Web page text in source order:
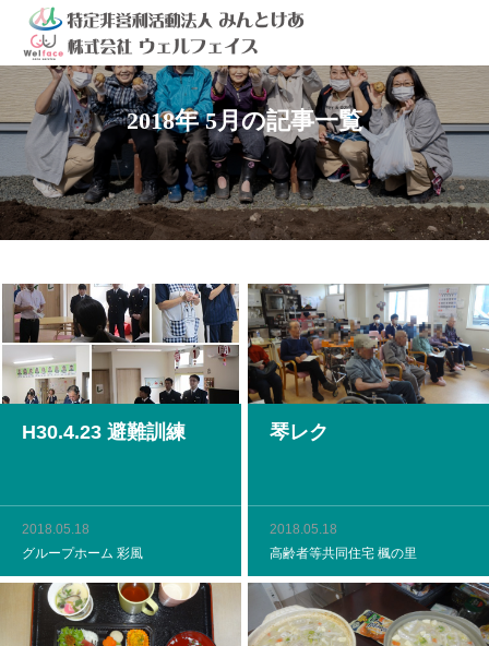
2018年 5月の記事一覧
H30.4.23 避難訓練
2018.05.18
グループホーム 彩風
琴レク
2018.05.18
高齢者等共同住宅 楓の里